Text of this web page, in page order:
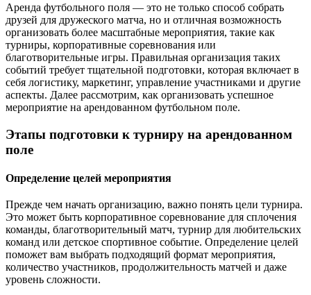
Аренда футбольного поля — это не только способ собрать
друзей для дружеского матча, но и отличная возможность
организовать более масштабные мероприятия, такие как
турниры, корпоративные соревнования или
благотворительные игры. Правильная организация таких
событий требует тщательной подготовки, которая включает в
себя логистику, маркетинг, управление участниками и другие
аспекты. Далее рассмотрим, как организовать успешное
мероприятие на арендованном футбольном поле.
Этапы подготовки к турниру на арендованном
поле
Определение целей мероприятия
Прежде чем начать организацию, важно понять цели турнира.
Это может быть корпоративное соревнование для сплочения
команды, благотворительный матч, турнир для любительских
команд или детское спортивное событие. Определение целей
поможет вам выбрать подходящий формат мероприятия,
количество участников, продолжительность матчей и даже
уровень сложности.